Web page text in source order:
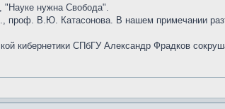
нужна Свобода".
проф. В.Ю. Катасонова. В нашем примечании
кибернетики СПбГУ Александр Фрадков